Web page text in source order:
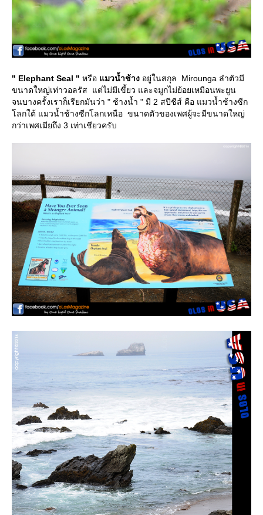
" Elephant Seal " หรือ มวน้ำช้าง อยู่ในสกุล Mirounga ลำตัวมี
ขนาดใหญ่เท่าวอลรัส แต่ไม่มีเขี้ยว และจมูกไม่ย้อยเหมือนพะยูน
จนบางครั้งเราก็เรียกมันว่า " ช้างน้ำ " มี 2 สปีชีส์ คือ แมวน้ำช้างซีก
ลกใต้ แมวน้ำช้างซีกโลกเหนือ ขนาดตัวของเพศผู้จะมีขนาดใหญ่
กว่าเพศเมียถึง 3 เท่าเชียวครับ